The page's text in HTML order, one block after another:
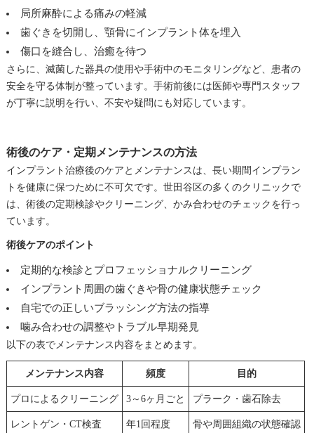
局所麻酔による痛みの軽減
歯ぐきを切開し、顎骨にインプラント体を埋入
傷口を縫合し、治癒を待つ
さらに、滅菌した器具の使用や手術中のモニタリングなど、患者の
安全を守る体制が整っています。手術前後には医師や専門スタッフ
が丁寧に説明を行い、不安や疑問にも対応しています。
術後のケア・定期メンテナンスの方法
インプラント治療後のケアとメンテナンスは、長い期間インプラン
トを健康に保つために不可欠です。世田谷区の多くのクリニックで
は、術後の定期検診やクリーニング、かみ合わせのチェックを行っ
ています。
術後ケアのポイント
定期的な検診とプロフェッショナルクリーニング
インプラント周囲の歯ぐきや骨の健康状態チェック
自宅での正しいブラッシング方法の指導
噛み合わせの調整やトラブル早期発見
以下の表でメンテナンス内容をまとめます。
メンテナンス内容 頻度 目的
プロによるクリーニング 3～6ヶ月ごと プラーク・歯石除去
レントゲン・CT検査 年1回程度 骨や周囲組織の状態確認